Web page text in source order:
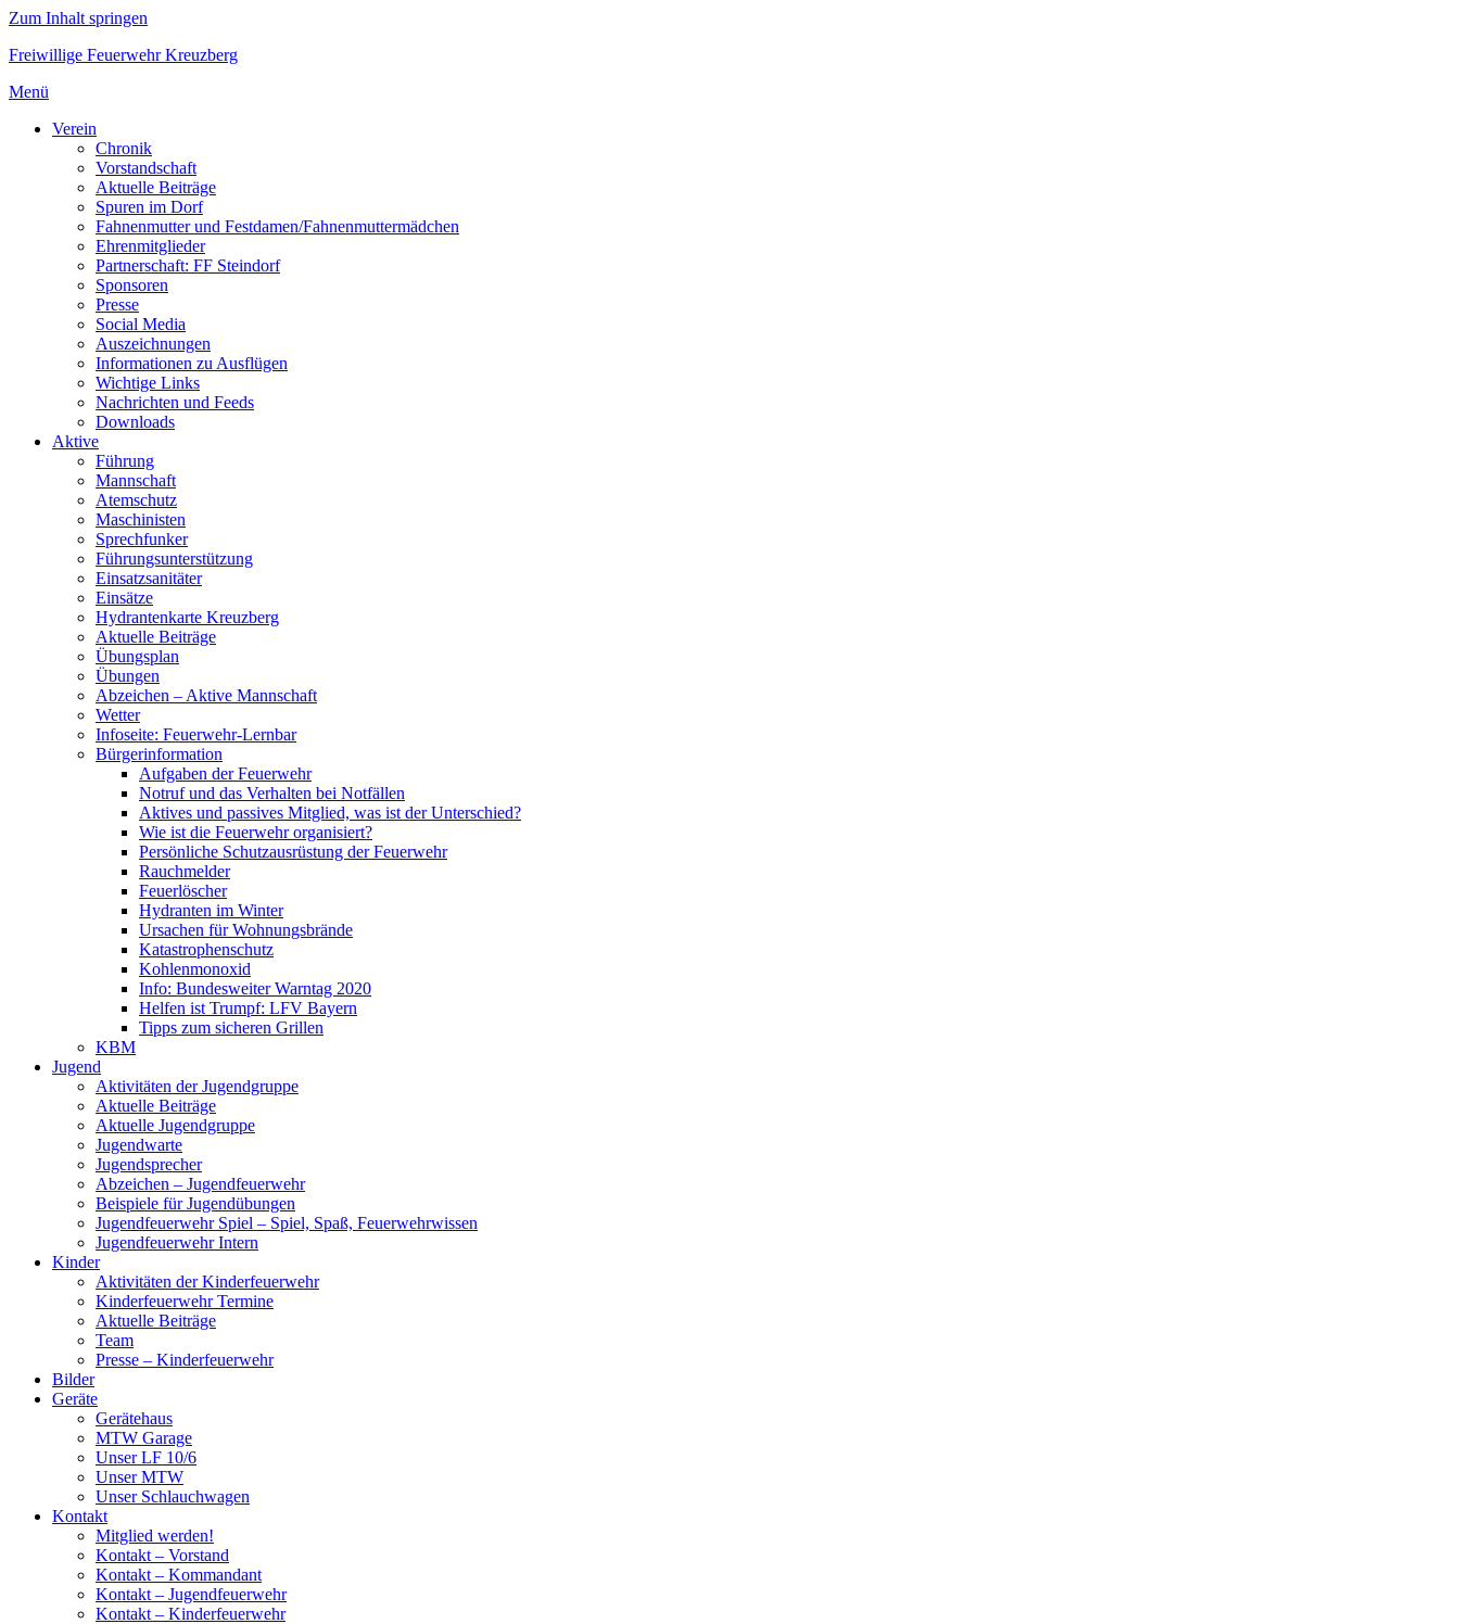
Zum Inhalt springen
Freiwillige Feuerwehr Kreuzberg
Menü
Verein
Chronik
Vorstandschaft
Aktuelle Beiträge
Spuren im Dorf
Fahnenmutter und Festdamen/Fahnenmuttermädchen
Ehrenmitglieder
Partnerschaft: FF Steindorf
Sponsoren
Presse
Social Media
Auszeichnungen
Informationen zu Ausflügen
Wichtige Links
Nachrichten und Feeds
Downloads
Aktive
Führung
Mannschaft
Atemschutz
Maschinisten
Sprechfunker
Führungsunterstützung
Einsatzsanitäter
Einsätze
Hydrantenkarte Kreuzberg
Aktuelle Beiträge
Übungsplan
Übungen
Abzeichen – Aktive Mannschaft
Wetter
Infoseite: Feuerwehr-Lernbar
Bürgerinformation
Aufgaben der Feuerwehr
Notruf und das Verhalten bei Notfällen
Aktives und passives Mitglied, was ist der Unterschied?
Wie ist die Feuerwehr organisiert?
Persönliche Schutzausrüstung der Feuerwehr
Rauchmelder
Feuerlöscher
Hydranten im Winter
Ursachen für Wohnungsbrände
Katastrophenschutz
Kohlenmonoxid
Info: Bundesweiter Warntag 2020
Helfen ist Trumpf: LFV Bayern
Tipps zum sicheren Grillen
KBM
Jugend
Aktivitäten der Jugendgruppe
Aktuelle Beiträge
Aktuelle Jugendgruppe
Jugendwarte
Jugendsprecher
Abzeichen – Jugendfeuerwehr
Beispiele für Jugendübungen
Jugendfeuerwehr Spiel – Spiel, Spaß, Feuerwehrwissen
Jugendfeuerwehr Intern
Kinder
Aktivitäten der Kinderfeuerwehr
Kinderfeuerwehr Termine
Aktuelle Beiträge
Team
Presse – Kinderfeuerwehr
Bilder
Geräte
Gerätehaus
MTW Garage
Unser LF 10/6
Unser MTW
Unser Schlauchwagen
Kontakt
Mitglied werden!
Kontakt – Vorstand
Kontakt – Kommandant
Kontakt – Jugendfeuerwehr
Kontakt – Kinderfeuerwehr